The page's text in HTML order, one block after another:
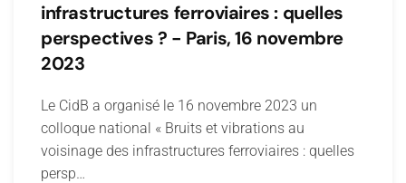
infrastructures ferroviaires : quelles
perspectives ? - Paris, 16 novembre
2023
Le CidB a organisé le 16 novembre 2023 un
colloque national « Bruits et vibrations au
voisinage des infrastructures ferroviaires : quelles
persp…